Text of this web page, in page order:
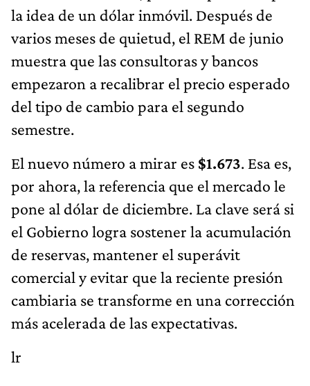
la idea de un dólar inmóvil. Después de
varios meses de quietud, el REM de junio
muestra que las consultoras y bancos
empezaron a recalibrar el precio esperado
del tipo de cambio para el segundo
semestre.
El nuevo número a mirar es $1.673. Esa es,
por ahora, la referencia que el mercado le
pone al dólar de diciembre. La clave será si
el Gobierno logra sostener la acumulación
de reservas, mantener el superávit
comercial y evitar que la reciente presión
cambiaria se transforme en una corrección
más acelerada de las expectativas.
lr